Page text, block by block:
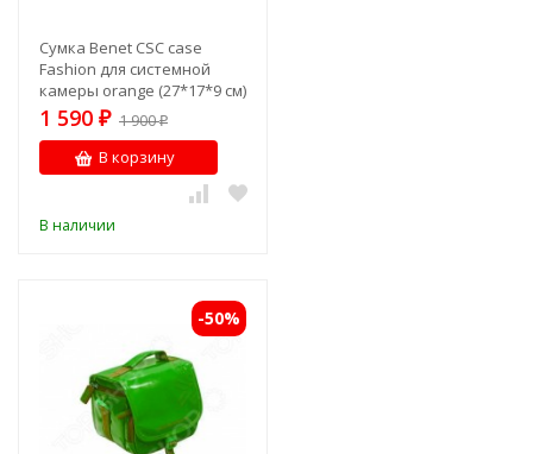
Сумка Benet CSC case
Fashion для системной
камеры orange (27*17*9 см)
1 590 ₽ 1 900₽
В корзину
В наличии
-50%